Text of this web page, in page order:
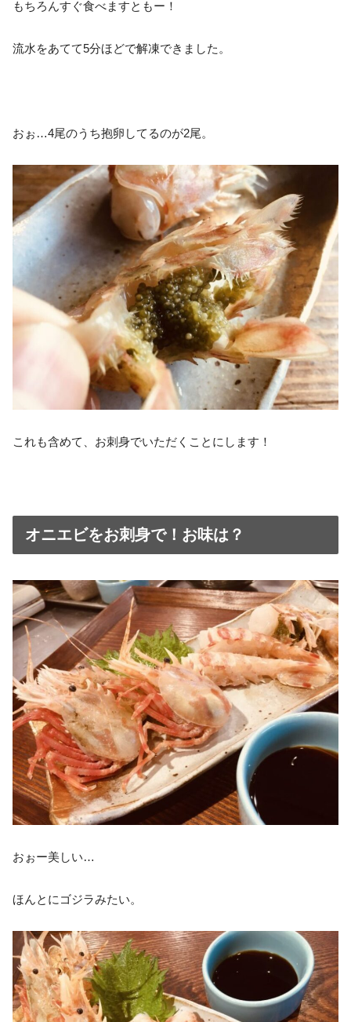
もちろんすぐ食べますともー！
流水をあてて5分ほどで解凍できました。
おぉ…4尾のうち抱卵してるのが2尾。
これも含めて、お刺身でいただくことにします！
オニエビをお刺身で！お味は？
おぉー美しい…
ほんとにゴジラみたい。